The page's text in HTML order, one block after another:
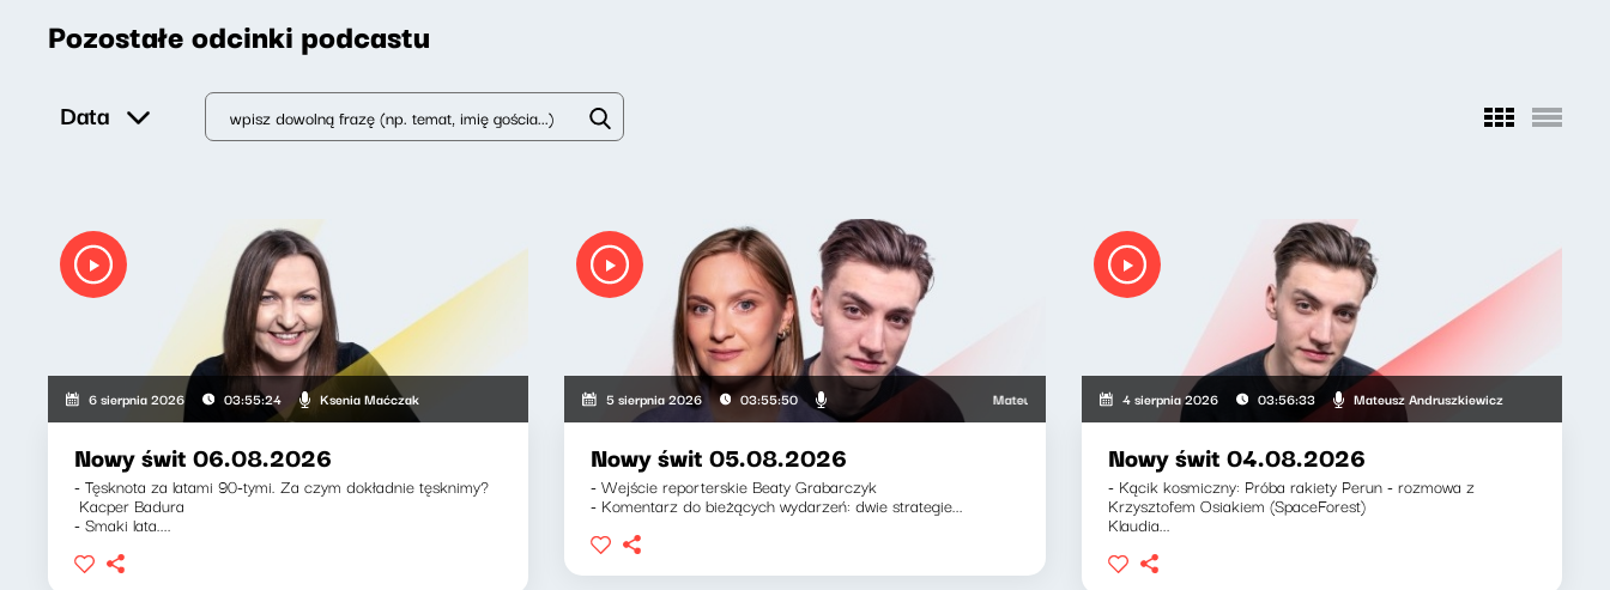
Pozostałe odcinki podcastu
Data
6 sierpnia 2026 03:55:24 Ksenia Maćczak
Nowy świt 06.08.2026
- Tęsknota za latami 90-tymi. Za czym dokładnie tęsknimy?
Kacper Badura
- Smaki lata....
5 sierpnia 2026 03:55:50 Mateusz Andruszkiewicz, Zuzanna Iłenda
Nowy świt 05.08.2026
- Wejście reporterskie Beaty Grabarczyk
- Komentarz do bieżących wydarzeń: dwie strategie...
4 sierpnia 2026 03:56:33 Mateusz Andruszkiewicz
Nowy świt 04.08.2026
- Kącik kosmiczny: Próba rakiety Perun - rozmowa z
Krzysztofem Osiakiem (SpaceForest)
Klaudia...